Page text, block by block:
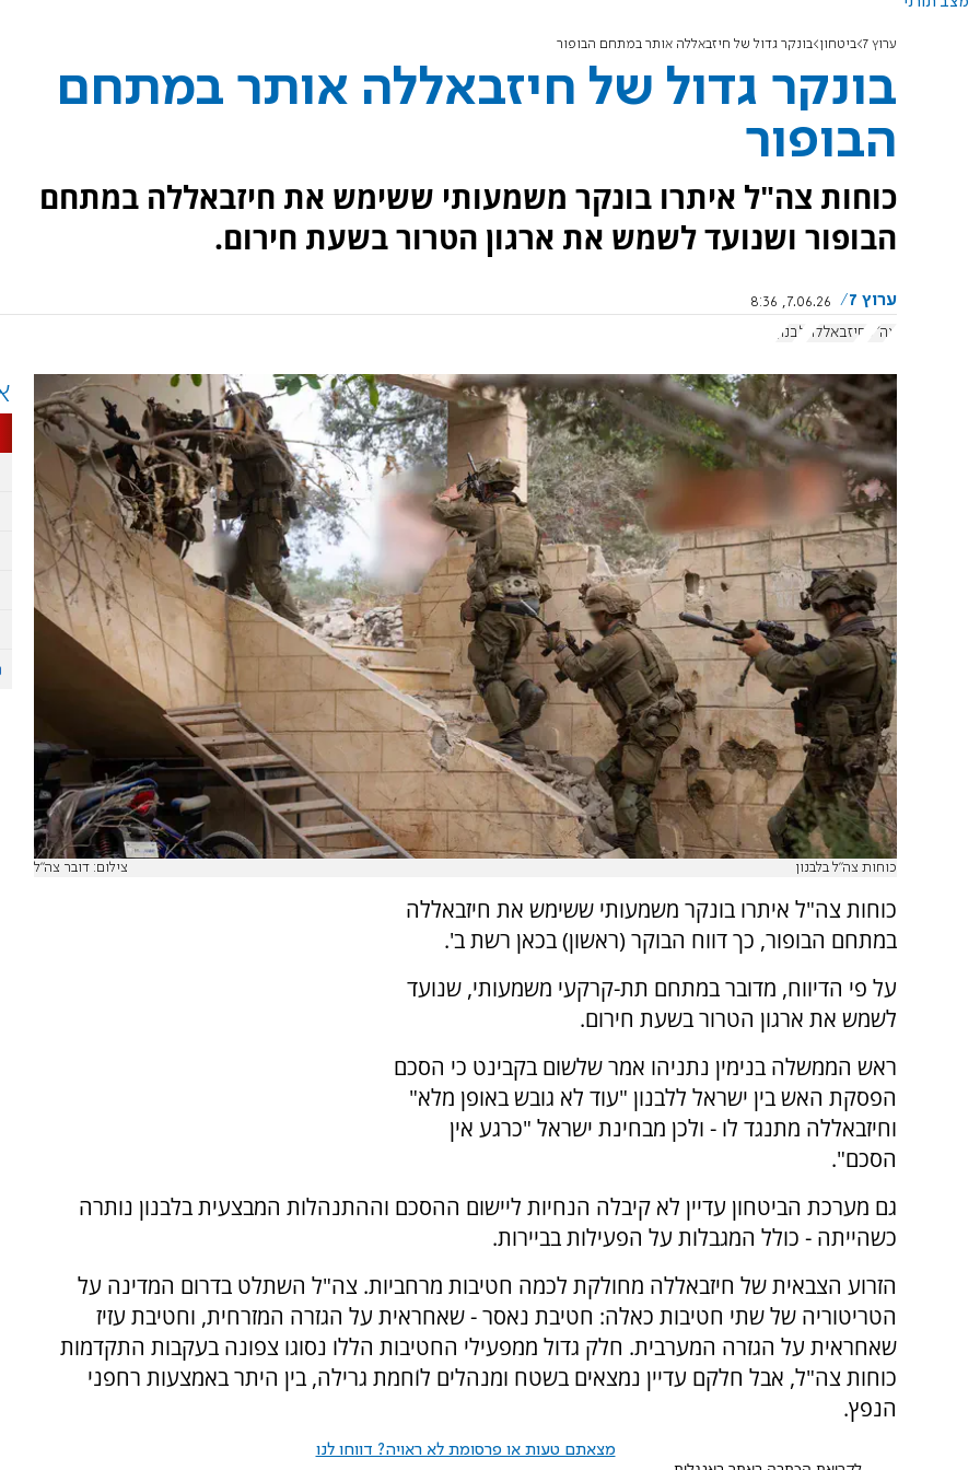
ערוץ 7 ביטחון בונקר גדול של חיזבאללה אותר במתחם הבופור
בונקר גדול של חיזבאללה אותר במתחם
הבופור
כוחות צה"ל איתרו בונקר משמעותי ששימש את חיזבאללה במתחם
הבופור ושנועד לשמש את ארגון הטרור בשעת חירום.
ערוץ 7
7.06.26, 8:36
צה"ל
חיזבאללה לבנון
כוחות צה"ל בלבנון צילום: דובר צה"ל
כוחות צה"ל איתרו בונקר משמעותי ששימש את חיזבאללה
במתחם הבופור, כך דווח הבוקר (ראשון) בכאן רשת ב'.
על פי הדיווח, מדובר במתחם תת-קרקעי משמעותי, שנועד
לשמש את ארגון הטרור בשעת חירום.
ראש הממשלה בנימין נתניהו אמר שלשום בקבינט כי הסכם
הפסקת האש בין ישראל ללבנון "עוד לא גובש באופן מלא"
וחיזבאללה מתנגד לו - ולכן מבחינת ישראל "כרגע אין
הסכם".
גם מערכת הביטחון עדיין לא קיבלה הנחיות ליישום ההסכם וההתנהלות המבצעית בלבנון נותרה
כשהייתה - כולל המגבלות על הפעילות בביירות.
הזרוע הצבאית של חיזבאללה מחולקת לכמה חטיבות מרחביות. צה"ל השתלט בדרום המדינה על
הטריטוריה של שתי חטיבות כאלה: חטיבת נאסר - שאחראית על הגזרה המזרחית, וחטיבת עזיז
שאחראית על הגזרה המערבית. חלק גדול ממפעילי החטיבות הללו נסוגו צפונה בעקבות התקדמות
כוחות צה"ל, אבל חלקם עדיין נמצאים בשטח ומנהלים לוֹחמת גרילה, בין היתר באמצעות רחפני
הנפץ.
מצאתם טעות או פרסומת לא ראויה? דווחו לנו